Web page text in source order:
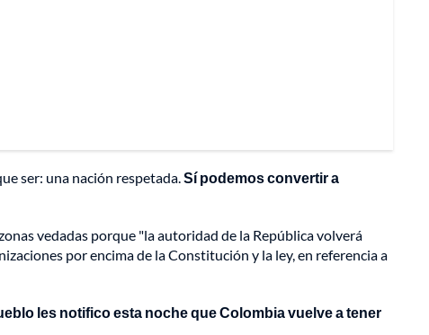
ser: una nación respetada. Sí podemos convertir a
vedadas porque "la autoridad de la República volverá
por encima de la Constitución y la ley, en referencia a
les notifico esta noche que Colombia vuelve a tener